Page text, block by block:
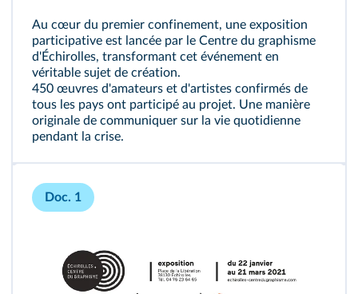
Au cœur du premier confinement, une exposition
participative est lancée par le Centre du graphisme
d'Échirolles, transformant cet événement en
véritable sujet de création.
450 œuvres d'amateurs et d'artistes confirmés de
tous les pays ont participé au projet. Une manière
originale de communiquer sur la vie quotidienne
pendant la crise.
Doc. 1